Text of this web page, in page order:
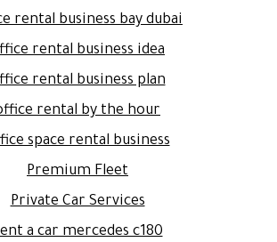
rental business bay dubai
rental business idea
rental business plan
rental by the hour
space rental business
Premium Fleet
Private Car Services
a car mercedes c180